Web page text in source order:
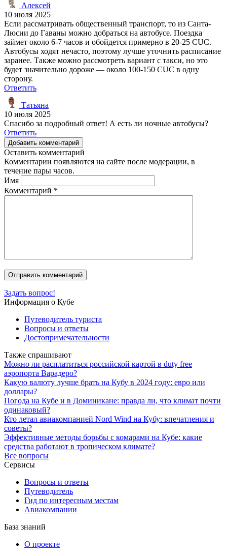
Алексей
10 июля 2025
Если рассматривать общественный транспорт, то из Санта-
Люсии до Гаваны можно добраться на автобусе. Поездка
займет около 6-7 часов и обойдется примерно в 20-25 CUC.
Автобусы ходят нечасто, поэтому лучше уточнить расписание
заранее. Также можно рассмотреть вариант с такси, но это
будет значительно дороже — около 100-150 CUC в одну
сторону.
Ответить
Татьяна
10 июля 2025
Спасибо за подробный ответ! А есть ли ночные автобусы?
Ответить
Добавить комментарий
Оставить комментарий
Комментарии появляются на сайте после модерации, в
течение пары часов.
Имя
Комментарий *
Задать вопрос!
Информация о Кубе
Путеводитель туриста
Вопросы и ответы
Достопримечательности
Также спрашивают
Можно ли расплатиться российской картой в duty free
аэропорта Варадеро?
Какую валюту лучше брать на Кубу в 2024 году: евро или
доллары?
Погода на Кубе и в Доминикане: правда ли, что климат почти
одинаковый?
Кто летал авиакомпанией Nord Wind на Кубу: впечатления и
советы?
Эффективные методы борьбы с комарами на Кубе: какие
средства работают в тропическом климате?
Все вопросы
Сервисы
Вопросы и ответы
Путеводитель
Гид по интересным местам
Авиакомпании
База знаний
О проекте